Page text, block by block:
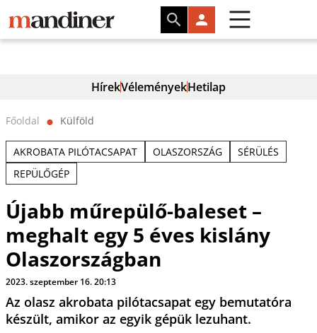
HírekVéleményekHetilap
Főoldal ⬤ Külföld
AKROBATA PILÓTACSAPAT OLASZORSZÁG
SÉRÜLÉS
REPÜLŐGÉP
Újabb műrepülő-baleset –
meghalt egy 5 éves kislány
Olaszországban
2023. szeptember 16. 20:13
Az olasz akrobata pilótacsapat egy bemutatóra
készült, amikor az egyik gépük lezuhant.